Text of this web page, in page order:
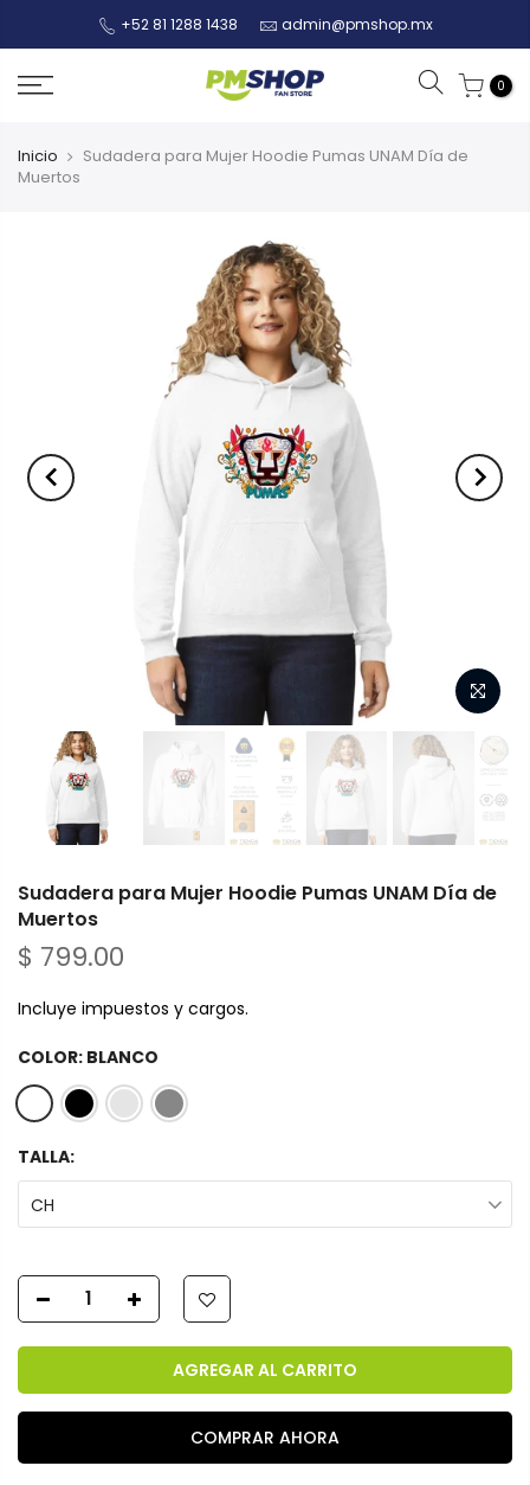
+52 81 1288 1438 admin@pmshop.mx
0
Inicio
Sudadera para Mujer Hoodie Pumas UNAM Día de
Muertos
Sudadera para Mujer Hoodie Pumas UNAM Día de
Muertos
$ 799.00
Incluye impuestos y cargos.
COLOR: BLANCO
TALLA:
CH
AGREGAR AL CARRITO
COMPRAR AHORA